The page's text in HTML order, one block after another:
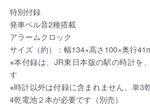
特別付録
発車ベル音2種搭載
アラームクロック
サイズ（約）：​​幅134×高さ100×​奥行
※本付録は、JR東日本版の駅の時計を
す
※時計以外は付録に含まれません。単3
4乾電池２本が必要です（別売）